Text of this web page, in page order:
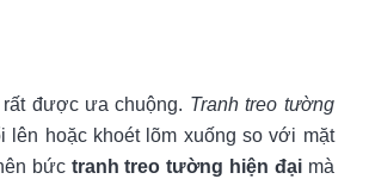
được ưa chuộng. Tranh treo tường
lên hoặc khoét lõm xuống so với mặt
bức tranh treo tường hiện đạimà